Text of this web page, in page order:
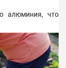
алюминия, что